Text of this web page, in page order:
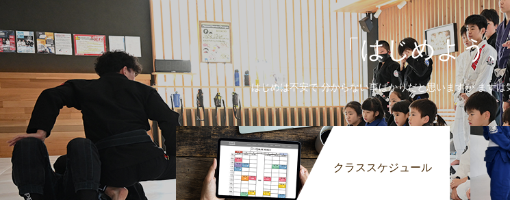
「はじめよう
はじめは不安で 分からない事ばかりだと思いますが まず
クラススケジュール